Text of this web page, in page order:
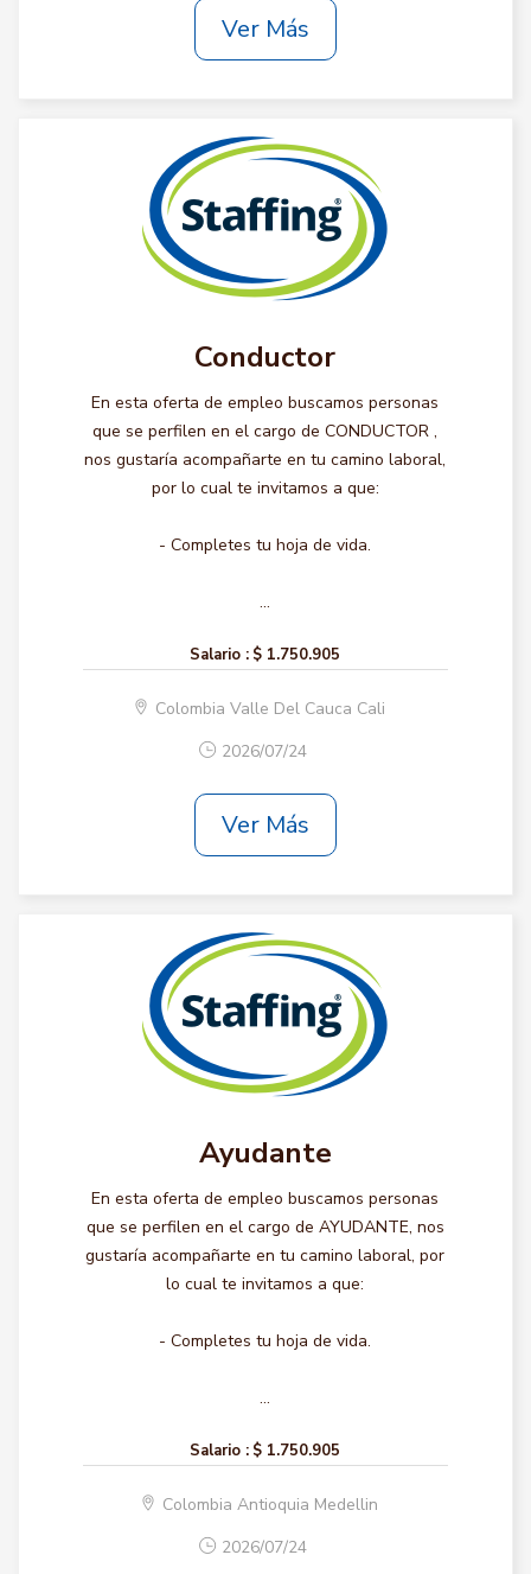
Ver Más
Conductor
En esta oferta de empleo buscamos personas
que se perfilen en el cargo de CONDUCTOR ,
nos gustaría acompañarte en tu camino laboral,
por lo cual te invitamos a que:
- Completes tu hoja de vida.
...
Salario : $ 1.750.905
Colombia Valle Del Cauca Cali
2026/07/24
Ver Más
Ayudante
En esta oferta de empleo buscamos personas
que se perfilen en el cargo de AYUDANTE, nos
gustaría acompañarte en tu camino laboral, por
lo cual te invitamos a que:
- Completes tu hoja de vida.
...
Salario : $ 1.750.905
Colombia Antioquia Medellin
2026/07/24